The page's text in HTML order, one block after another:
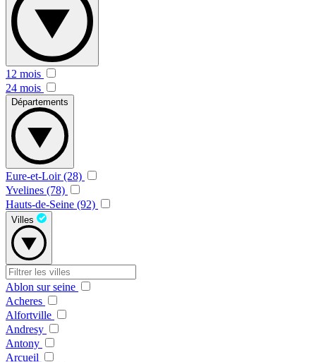
12 mois
24 mois
Départements
Eure-et-Loir (28)
Yvelines (78)
Hauts-de-Seine (92)
Villes
Ablon sur seine
Acheres
Alfortville
Andresy
Antony
Arcueil